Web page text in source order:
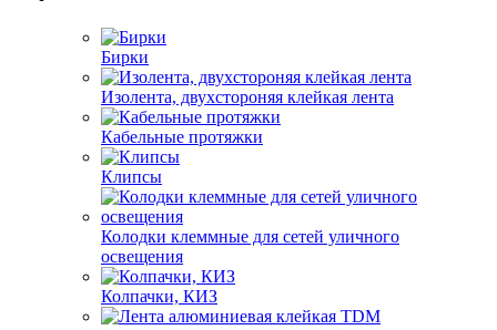
Бирки
Изолента, двухстороняя клейкая лента
Кабельные протяжки
Клипсы
Колодки клеммные для сетей уличного
освещения
Колпачки, КИЗ